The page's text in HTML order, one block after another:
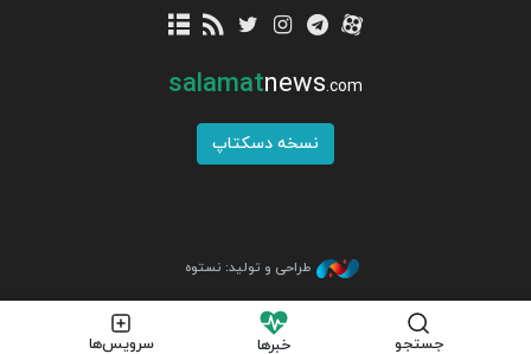
جستجو خبرها سرویس‌ها
salamatnews.com
نسخه دسکتاپ
طراحی و تولید: نستوه